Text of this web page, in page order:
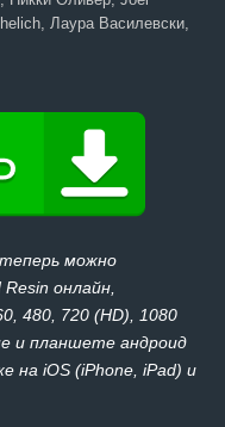
Лаура Василевски,
можно
онлайн,
480, 720 (HD), 1080
и планшете андроид
на iOS (iPhone, iPad) и